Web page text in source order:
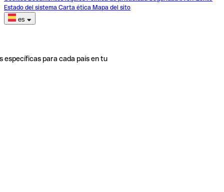
Estado del sistema Carta ética Mapa del sito
es
específicas para cada país en tu